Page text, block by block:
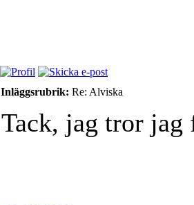
Inläggsrubrik: Re: Alviska
Tack, jag tror